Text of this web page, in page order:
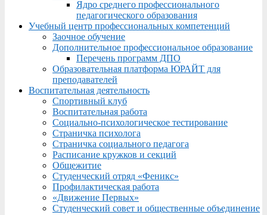
Ядро среднего профессионального
педагогического образования
Учебный центр профессиональных компетенций
Заочное обучение
Дополнительное профессиональное образование
Перечень программ ДПО
Образовательная платформа ЮРАЙТ для
преподавателей
Воспитательная деятельность
Спортивный клуб
Воспитательная работа
Социально-психологическое тестирование
Страничка психолога
Страничка социального педагога
Расписание кружков и секций
Общежитие
Студенческий отряд «Феникс»
Профилактическая работа
«Движение Первых»
Студенческий совет и общественные объединение